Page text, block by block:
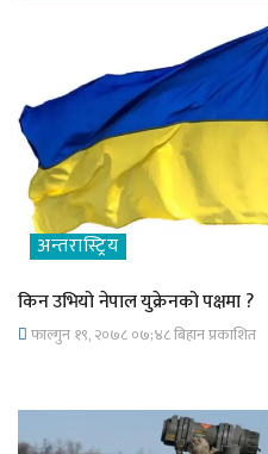
अन्तरास्ट्रिय
किन उभियो नेपाल युक्रेनको पक्षमा ?
फाल्गुन १९, २०७८ ०७;४८ बिहान प्रकाशित